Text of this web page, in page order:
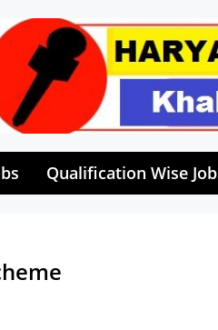
Qualification Wise Job